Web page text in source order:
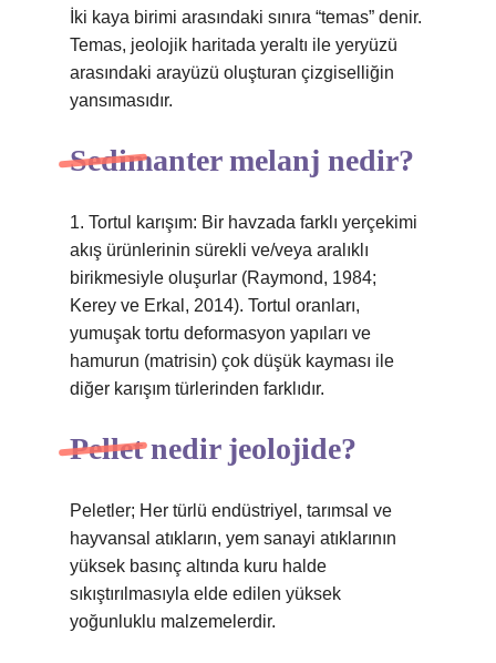
İki kaya birimi arasındaki sınıra “temas” denir.
Temas, jeolojik haritada yeraltı ile yeryüzü
arasındaki arayüzü oluşturan çizgiselliğin
yansımasıdır.
Sedimanter melanj nedir?
1. Tortul karışım: Bir havzada farklı yerçekimi
akış ürünlerinin sürekli ve/veya aralıklı
birikmesiyle oluşurlar (Raymond, 1984;
Kerey ve Erkal, 2014). Tortul oranları,
yumuşak tortu deformasyon yapıları ve
hamurun (matrisin) çok düşük kayması ile
diğer karışım türlerinden farklıdır.
Pellet nedir jeolojide?
Peletler; Her türlü endüstriyel, tarımsal ve
hayvansal atıkların, yem sanayi atıklarının
yüksek basınç altında kuru halde
sıkıştırılmasıyla elde edilen yüksek
yoğunluklu malzemelerdir.